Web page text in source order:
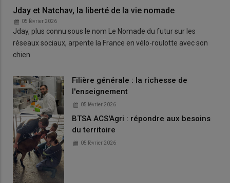
Jday et Natchav, la liberté de la vie nomade
05 février 2026
Jday, plus connu sous le nom Le Nomade du futur sur les
réseaux sociaux, arpente la France en vélo-roulotte avec son
chien.
Filière générale : la richesse de
l'enseignement
05 février 2026
BTSA ACS'Agri : répondre aux besoins
du territoire
05 février 2026